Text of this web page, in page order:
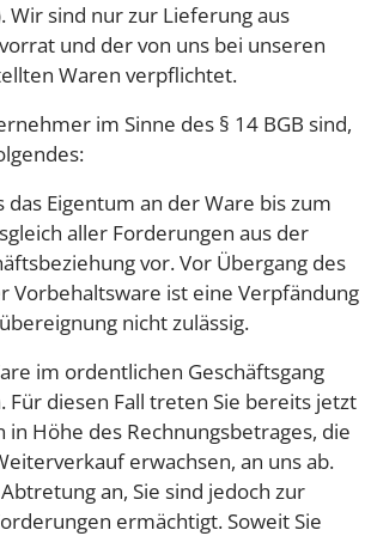
Wir sind nur zur Lieferung aus
und der von uns bei unseren
Waren verpflichtet.
im Sinne des § 14 BGB sind,
Eigentum an der Ware bis zum
aller Forderungen aus der
vor. Vor Übergang des
Vorbehaltsware ist eine Verpfändung
nicht zulässig.
im ordentlichen Geschäftsgang
diesen Fall treten Sie bereits jetzt
in Höhe des Rechnungsbetrages, die
erwachsen, an uns ab.
an, Sie sind jedoch zur
ermächtigt. Soweit Sie